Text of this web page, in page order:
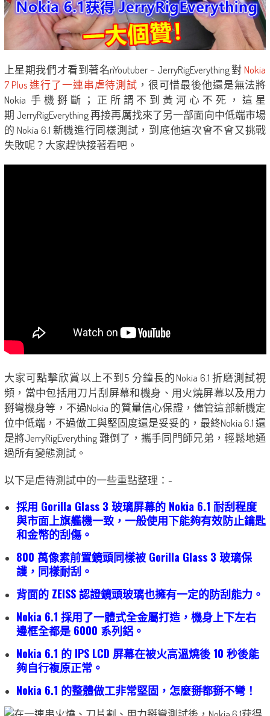
上星期我們才看到著名nYoutuber – JerryRigEverything 對Nokia
7 Plus 進行了一連串虐待測試 ，很可惜最後他還是無法將
Nokia 手機掰斷；正所謂不到黃河心不死，這星
期 JerryRigEverything 再接再厲找來了另一部面向中低端市場
的 Nokia 6.1 新機進行同樣測試，到底他這次會不會又挑戰
失敗呢？大家趕快接著看吧。
大家可點擊欣賞以上不到5 分鐘長的Nokia 6.1 折磨測試視
頻，當中包括用刀片刮屏幕和機身、用火燒屏幕以及用力
掰彎機身等，不過Nokia 的質量信心保證，儘管這部新機定
位中低端，不過做工與堅固度還是妥妥的，最終Nokia 6.1 還
是將JerryRigEverything 難倒了，攜手同門師兄弟，輕鬆地通
過所有變態測試。
以下是虐待測試中的一些重點整理：-
採用 Gorilla Glass 3 玻璃屏幕的 Nokia 6.1 耐刮程度
與市面上旗艦機一致，一般使用下能夠有效防止鑰匙
和金幣的刮傷。
800 萬像素前置鏡頭同樣被 Gorilla Glass 3 玻璃保
護，同樣耐刮。
背面的 ZEISS 認證鏡頭玻璃也擁有一定的防刮能力。
Nokia 6.1 採用了一體式全金屬打造，機身上下左右
邊框全都是 6000 系列鋁。
Nokia 6.1 的 IPS LCD 屏幕在被火高溫燒後 10 秒後能
夠自行複原正常。
Nokia 6.1 的整體做工非常堅固，怎麼掰都掰不彎！